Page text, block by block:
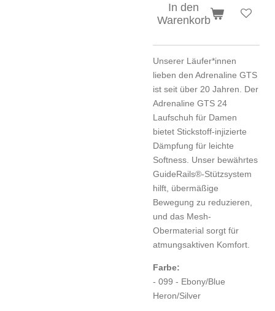
In den
Warenkorb
Unserer Läufer*innen
lieben den Adrenaline GTS
ist seit über 20 Jahren. Der
Adrenaline GTS 24
Laufschuh für Damen
bietet Stickstoff-injizierte
Dämpfung für leichte
Softness. Unser bewährtes
GuideRails®-Stützsystem
hilft, übermäßige
Bewegung zu reduzieren,
und das Mesh-
Obermaterial sorgt für
atmungsaktiven Komfort.
Farbe:
- 099 - Ebony/Blue
Heron/Silver